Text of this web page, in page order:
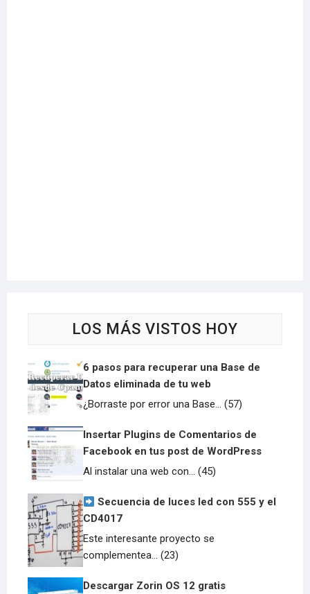
LOS MÁS VISTOS HOY
6 pasos para recuperar una Base de
Datos eliminada de tu web
¿Borraste por error una Base... (57)
Insertar Plugins de Comentarios de
Facebook en tus post de WordPress
Al instalar una web con... (45)
Secuencia de luces led con 555 y el
CD4017
Este interesante proyecto se
complementea... (23)
Descargar Zorin OS 12 gratis